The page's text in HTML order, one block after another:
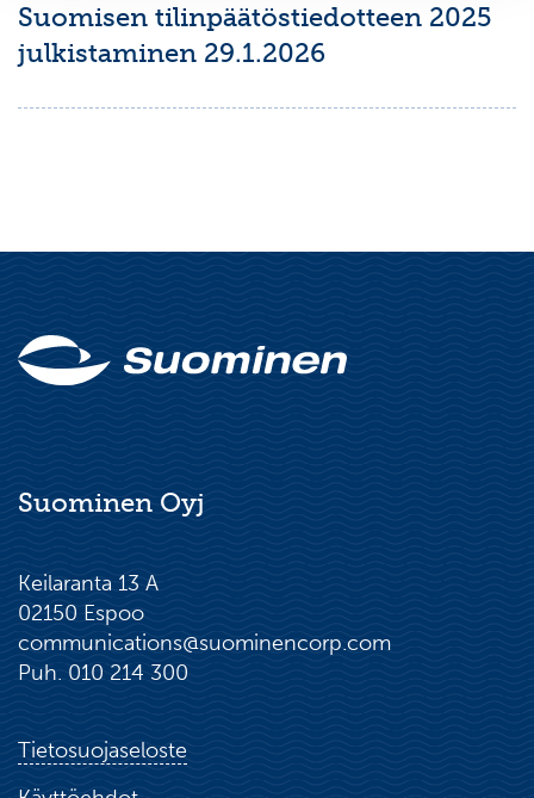
Suomisen tilinpäätöstiedotteen 2025
julkistaminen 29.1.2026
Suominen Oyj
Keilaranta 13 A
02150 Espoo
communications@suominencorp.com
Puh. 010 214 300
Tietosuojaseloste